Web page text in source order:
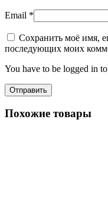
Email *
Сохранить моё имя,
последующих моих
You have to be logged in
Похожие товары